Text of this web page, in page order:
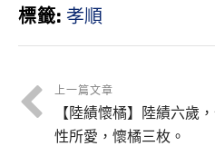
標籤: 孝順
上一篇文章
【陸績懷橘】陸績六歲
性所愛，懷橘三枚。